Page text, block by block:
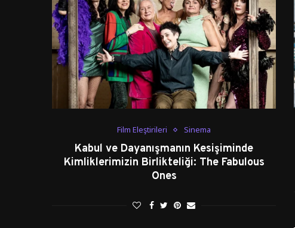
Film Eleştirileri Sinema
Kabul ve Dayanışmanın Kesişiminde
Kimliklerimizin Birlikteliği: The Fabulous
Ones